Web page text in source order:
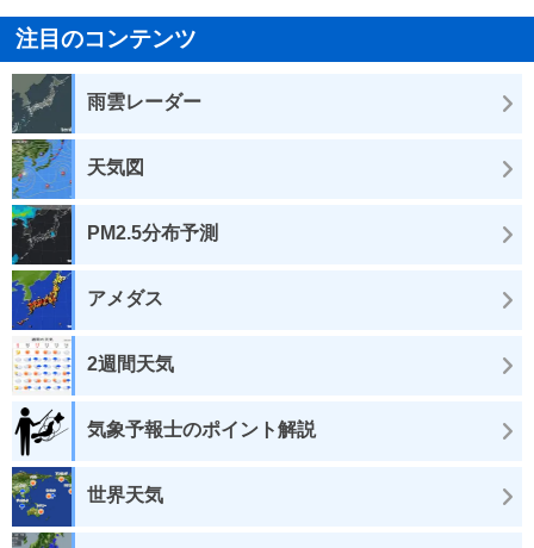
注目のコンテンツ
雨雲レーダー
天気図
PM2.5分布予測
アメダス
2週間天気
気象予報士のポイント解説
世界天気